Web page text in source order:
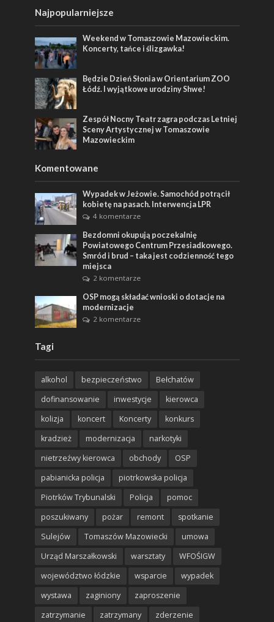
Najpopularniejsze
Weekend w Tomaszowie Mazowieckim.
Koncerty, tańce i ślizgawka!
Będzie Dzień Słonia w Orientarium ZOO
Łódź. I wyjątkowe urodziny Shwe!
Zespół Nocny Teatr zagra podczas Letniej
Sceny Artystycznej w Tomaszowie
Mazowieckim
Komentowane
Wypadek w Jeżowie. Samochód potrącił
kobietę na pasach. Interwencja LPR
4 komentarze
Bezdomni okupują poczekalnię
Powiatowego Centrum Przesiadkowego.
Smród i brud – taka jest codzienność tego
miejsca
2 komentarze
OSP mogą składać wnioski o dotacje na
modernizacje
2 komentarze
Tagi
alkohol bezpieczeństwo
Bełchatów
dofinansowanie
inwestycje
kierowca
kolizja
koncert Koncerty
konkurs
kradzież
modernizacja
narkotyki
nietrzeźwy kierowca
obchody
OSP
pabianicka policja
piotrkowska policja
Piotrków Trybunalski
Policja
pomoc
poszukiwany
pożar remont
spotkanie
Sulejów
Tomaszów Mazowiecki
umowa
Urząd Marszałkowski
warsztaty
WFOŚIGW
województwo łódzkie
wsparcie
wypadek
wystawa
zaginiony
zaproszenie
zatrzymanie
zatrzymany zderzenie